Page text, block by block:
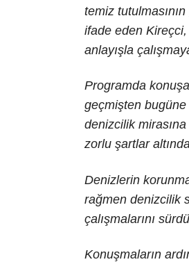
temiz
ifade eden
anlayışla
Programda
geçmişten bugüne
denizcilik
zorlu şartlar
Denizlerin
rağmen denizcilik
çalışmalarını
Konuşmaların